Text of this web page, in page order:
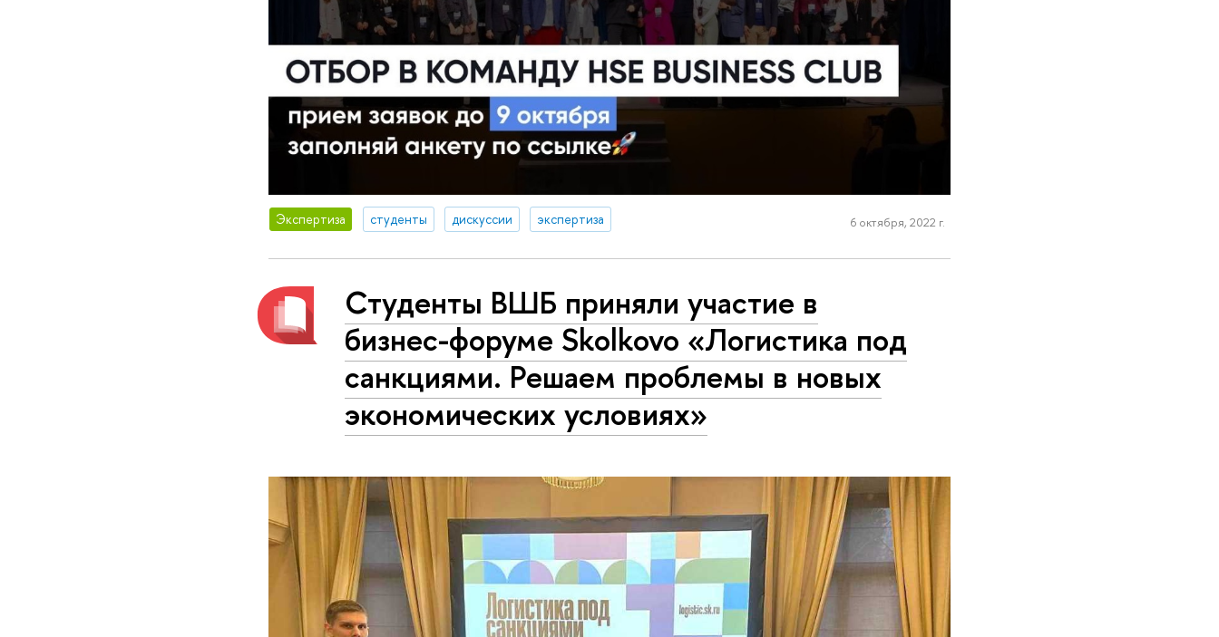
Экспертиза студенты дискуссии экспертиза 6 октября, 2022 г.
Студенты ВШБ приняли участие в
бизнес-форуме Skolkovo «Логистика под
санкциями. Решаем проблемы в новых
экономических условиях»